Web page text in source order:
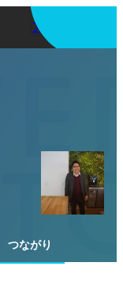
アプリを使う
つながり